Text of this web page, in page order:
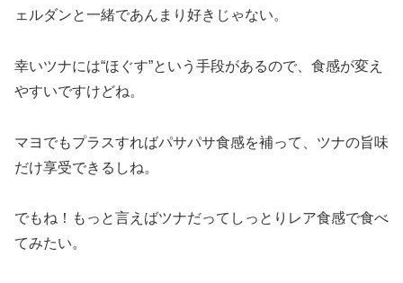
ェルダンと一緒であんまり好きじゃない。
幸いツナには“ほぐす”という手段があるので、食感が変え
やすいですけどね。
マヨでもプラスすればパサパサ食感を補って、ツナの旨味
だけ享受できるしね。
でもね！もっと言えばツナだってしっとりレア食感で食べ
てみたい。